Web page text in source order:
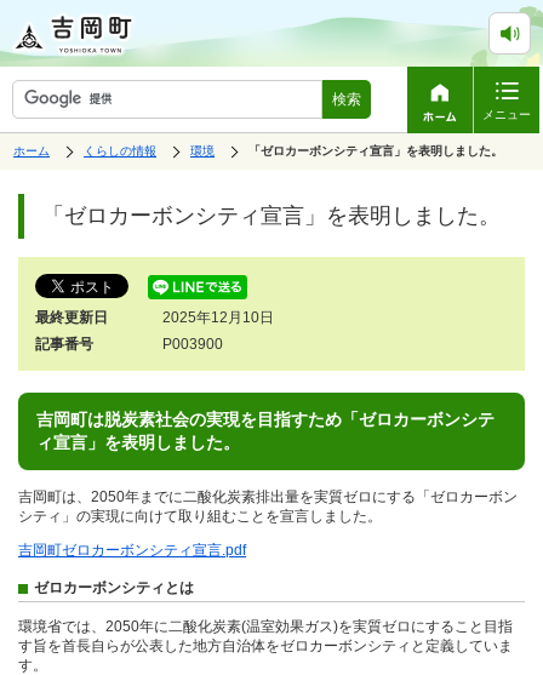
検索
メニュー
表
は、
ホーム
中
くらしの情報
の
中
環境
の「ゼロカーボンシティ宣言」を表明しました。
す。
ジ
の
す。
「ゼロカーボンシティ宣言」を表明しました。
最終更新日
2025年12月10日
記事番号
P003900
吉岡町は脱炭素社会の実現を目指すため「ゼロカーボンシテ
ィ宣言」を表明しました。
吉岡町は、2050年までに二酸化炭素排出量を実質ゼロにする「ゼロカーボン
シティ」の実現に向けて取り組むことを宣言しました。
吉岡町ゼロカーボンシティ宣言.pdf
ゼロカーボンシティとは
環境省では、2050年に二酸化炭素(温室効果ガス)を実質ゼロにすること目指
す旨を首長自らが公表した地方自治体をゼロカーボンシティと定義していま
す。